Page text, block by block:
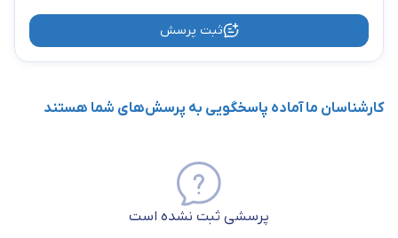
ثبت پرسش
کارشناسان ما آماده پاسخگویی به پرسش‌های شما هستند
پرسشی ثبت نشده است